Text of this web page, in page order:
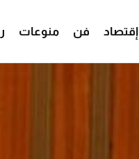
إقتصاد فن منوعات